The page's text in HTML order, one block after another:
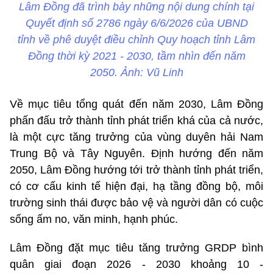
Lâm Đồng đã trình bày những nội dung chính tại
Quyết định số 2786 ngày 6/6/2026 của UBND
tỉnh về phê duyệt điều chỉnh Quy hoạch tỉnh Lâm
Đồng thời kỳ 2021 - 2030, tầm nhìn đến năm
2050. Ảnh: Vũ Linh
Về mục tiêu tổng quát đến năm 2030, Lâm Đồng
phấn đấu trở thành tỉnh phát triển khá của cả nước,
là một cực tăng trưởng của vùng duyên hải Nam
Trung Bộ và Tây Nguyên. Định hướng đến năm
2050, Lâm Đồng hướng tới trở thành tỉnh phát triển,
có cơ cấu kinh tế hiện đại, hạ tầng đồng bộ, môi
trường sinh thái được bảo vệ và người dân có cuộc
sống ấm no, văn minh, hạnh phúc.
Lâm Đồng đặt mục tiêu tăng trưởng GRDP bình
quân giai đoạn 2026 - 2030 khoảng 10 -